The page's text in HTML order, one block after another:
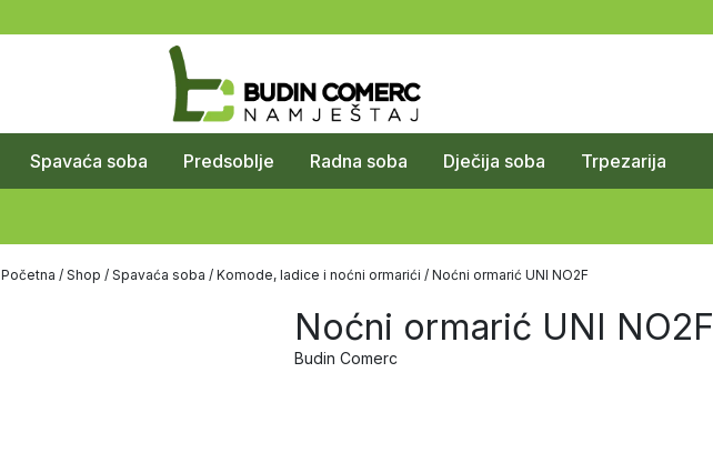
Spavaća soba Predsoblje Radna soba Dječija soba Trpezarija
Početna / Shop / Spavaća soba / Komode, ladice i noćni ormarići / Noćni ormarić UNI NO2F
Noćni ormarić UNI NO2F
Budin Comerc